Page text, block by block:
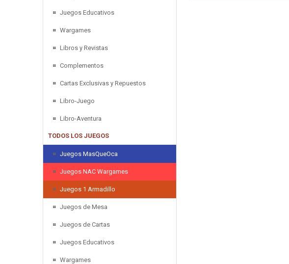
Juegos Educativos
Wargames
Libros y Revistas
Complementos
Cartas Exclusivas y Repuestos
Libro-Juego
Libro-Aventura
TODOS LOS JUEGOS
Juegos MasQueOca
Juegos NAC Wargames
Juegos 1 Armadillo
Juegos de Mesa
Juegos de Cartas
Juegos Educativos
Wargames